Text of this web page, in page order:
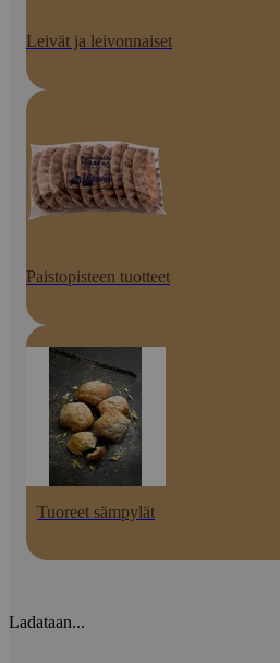
Leivät ja leivonnaiset
Paistopisteen tuotteet
Tuoreet sämpylät
Ladataan...